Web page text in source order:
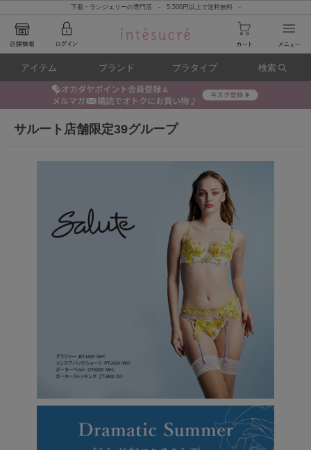
下着・ランジェリーの専門店 - 5,500円以上で送料無料 -
アイテム ブランド ブラタイプ 検索
サルート店舗限定39グループ